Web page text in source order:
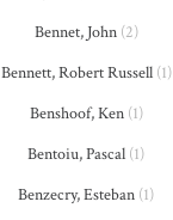
Bennet, John(2)
Bennett, Robert Russell(1)
Benshoof, Ken(1)
Bentoiu, Pascal (1)
Benzecry, Esteban (1)